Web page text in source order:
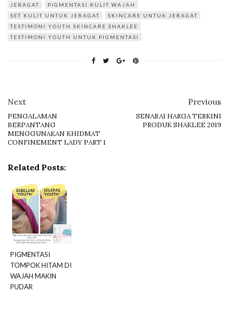
JERAGAT
PIGMENTASI KULIT WAJAH
SET KULIT UNTUK JERAGAT
SKINCARE UNTUK JERAGAT
TESTIMONI YOUTH SKINCARE SHAKLEE
TESTIMONI YOUTH UNTUK PIGMENTASI
Next
PENGALAMAN
BERPANTANG
MENGGUNAKAN KHIDMAT
CONFINEMENT LADY PART 1
Previous
SENARAI HARGA TERKINI
PRODUK SHAKLEE 2019
Related Posts:
PIGMENTASI
TOMPOK HITAM DI
WAJAH MAKIN
PUDAR